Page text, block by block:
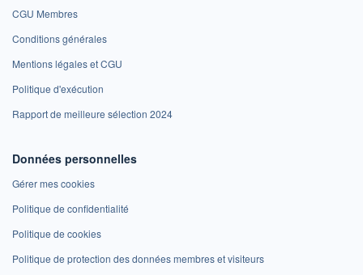
CGU Membres
Conditions générales
Mentions légales et CGU
Politique d'exécution
Rapport de meilleure sélection 2024
Données personnelles
Gérer mes cookies
Politique de confidentialité
Politique de cookies
Politique de protection des données membres et visiteurs